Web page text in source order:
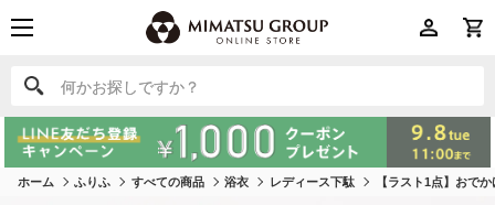
何かお探しですか？
何かお探しですか？
ホーム ふりふ すべての商品 浴衣 レディース下駄 【ラスト1点】おで